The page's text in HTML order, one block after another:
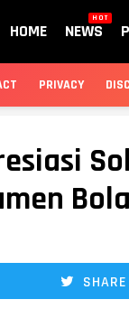
HOME NEWS
HOT
PRIVACY
SHARE